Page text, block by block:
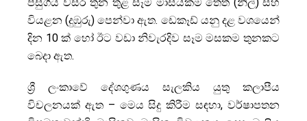
වියළන (දුඹුරු) පෙන්වා ඇත. ඩෙකෑඩ් යනු දළ වශයෙන්
දින 10 ක් හෝ ඊට වඩා නිවැරදිව සෑම මසකම තුනකට
බෙදා ඇත.
ශ්‍රී ලංකාවේ දේශගුණය සැලකිය යුතු කලාපීය
විචලනයක් ඇත – මෙය සිදු කිරීම සඳහා, වර්ෂාපතන